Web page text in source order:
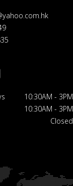
10:30AM - 3PM
10:30AM - 3PM
Closed